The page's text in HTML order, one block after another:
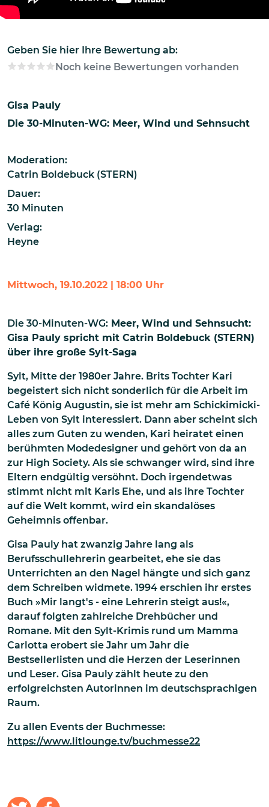
Geben Sie hier Ihre Bewertung ab:
Noch keine Bewertungen vorhanden
Gisa Pauly
Die 30-Minuten-WG: Meer, Wind und Sehnsucht
Moderation:
Catrin Boldebuck (STERN)
Dauer:
30 Minuten
Verlag:
Heyne
Mittwoch, 19.10.2022 | 18:00 Uhr
Die 30-Minuten-WG: Meer, Wind und Sehnsucht:
Gisa Pauly spricht mit Catrin Boldebuck (STERN)
über ihre große Sylt-Saga
Sylt, Mitte der 1980er Jahre. Brits Tochter Kari
begeistert sich nicht sonderlich für die Arbeit im
Café König Augustin, sie ist mehr am Schickimicki-
Leben von Sylt interessiert. Dann aber scheint sich
alles zum Guten zu wenden, Kari heiratet einen
berühmten Modedesigner und gehört von da an
zur High Society. Als sie schwanger wird, sind ihre
Eltern endgültig versöhnt. Doch irgendetwas
stimmt nicht mit Karis Ehe, und als ihre Tochter
auf die Welt kommt, wird ein skandalöses
Geheimnis offenbar.
Gisa Pauly hat zwanzig Jahre lang als
Berufsschullehrerin gearbeitet, ehe sie das
Unterrichten an den Nagel hängte und sich ganz
dem Schreiben widmete. 1994 erschien ihr erstes
Buch »Mir langt's - eine Lehrerin steigt aus!«,
darauf folgten zahlreiche Drehbücher und
Romane. Mit den Sylt-Krimis rund um Mamma
Carlotta erobert sie Jahr um Jahr die
Bestsellerlisten und die Herzen der Leserinnen
und Leser. Gisa Pauly zählt heute zu den
erfolgreichsten Autorinnen im deutschsprachigen
Raum.
Zu allen Events der Buchmesse:
https://www.litlounge.tv/buchmesse22